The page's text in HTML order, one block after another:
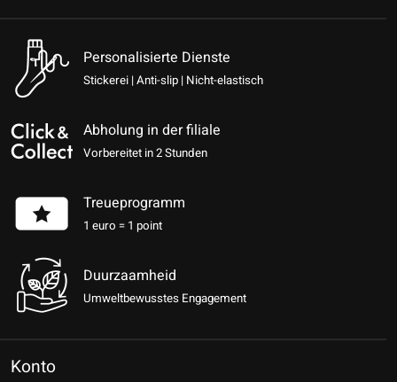
Personalisierte Dienste
Stickerei | Anti-slip | Nicht-elastisch
Abholung in der filiale
Vorbereitet in 2 Stunden
Treueprogramm
1 euro = 1 point
Duurzaamheid
Umweltbewusstes Engagement
Konto